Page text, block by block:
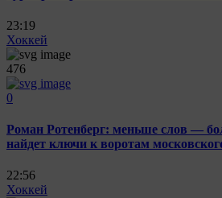
23:19
Хоккей
476
0
Роман Ротенберг: меньше слов —
найдет ключи к воротам
22:56
Хоккей